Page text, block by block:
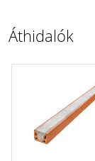
Áthidalók